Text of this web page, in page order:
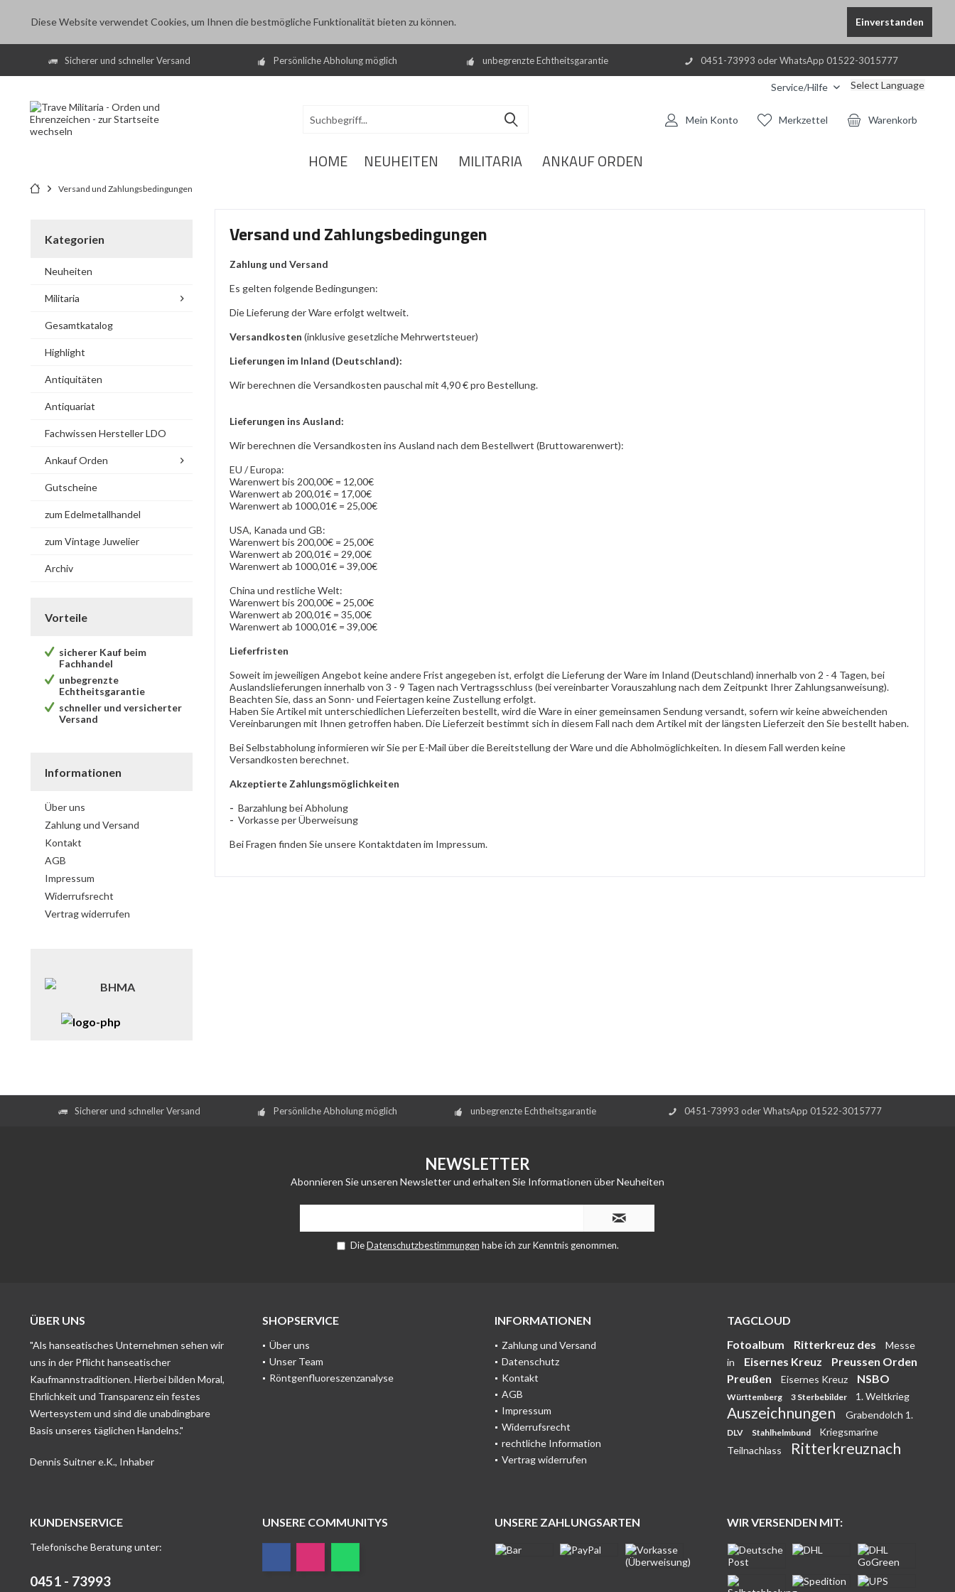
Diese Website verwendet Cookies, um Ihnen die bestmögliche Funktionalität bieten zu können. Einverstanden
Sicherer und schneller Versand Persönliche Abholung möglich unbegrenzte Echtheitsgarantie 0451-73993 oder WhatsApp 01522-3015777
Service/Hilfe Select Language
Warenkorb
Merkzettel
Mein Konto
HOME NEUHEITEN MILITARIA ANKAUF ORDEN
Versand und Zahlungsbedingungen
Kategorien
Neuheiten
Militaria
Gesamtkatalog
Highlight
Antiquitäten
Antiquariat
Fachwissen Hersteller LDO
Ankauf Orden
Gutscheine
zum Edelmetallhandel
zum Vintage Juwelier
Archiv
Vorteile
sicherer Kauf beim
Fachhandel
unbegrenzte
Echtheitsgarantie
schneller und versicherter
Versand
Informationen
Über uns
Zahlung und Versand
Kontakt
AGB
Impressum
Widerrufsrecht
Vertrag widerrufen
Versand und Zahlungsbedingungen
Zahlung und Versand
Es gelten folgende Bedingungen:
Die Lieferung der Ware erfolgt weltweit.
Versandkosten (inklusive gesetzliche Mehrwertsteuer)
Lieferungen im Inland (Deutschland):
Wir berechnen die Versandkosten pauschal mit 4,90 € pro Bestellung.
Lieferungen ins Ausland:
Wir berechnen die Versandkosten ins Ausland nach dem Bestellwert (Bruttowarenwert):
EU / Europa:
Warenwert bis 200,00€ = 12,00€
Warenwert ab 200,01€ = 17,00€
Warenwert ab 1000,01€ = 25,00€
USA, Kanada und GB:
Warenwert bis 200,00€ = 25,00€
Warenwert ab 200,01€ = 29,00€
Warenwert ab 1000,01€ = 39,00€
China und restliche Welt:
Warenwert bis 200,00€ = 25,00€
Warenwert ab 200,01€ = 35,00€
Warenwert ab 1000,01€ = 39,00€
Lieferfristen
Soweit im jeweiligen Angebot keine andere Frist angegeben ist, erfolgt die Lieferung der Ware im Inland (Deutschland) innerhalb von 2 - 4 Tagen, bei
Auslandslieferungen innerhalb von 3 - 9 Tagen nach Vertragsschluss (bei vereinbarter Vorauszahlung nach dem Zeitpunkt Ihrer Zahlungsanweisung).
Beachten Sie, dass an Sonn- und Feiertagen keine Zustellung erfolgt.
Haben Sie Artikel mit unterschiedlichen Lieferzeiten bestellt, wird die Ware in einer gemeinsamen Sendung versandt, sofern wir keine abweichenden
Vereinbarungen mit Ihnen getroffen haben.Die Lieferzeit bestimmt sich in diesem Fall nach dem Artikel mit der längsten Lieferzeit den Sie bestellt haben.
Bei Selbstabholung informieren wir Sie per E-Mail über die Bereitstellung der Ware und die Abholmöglichkeiten. In diesem Fall werden keine
Versandkosten berechnet.
Akzeptierte Zahlungsmöglichkeiten
- Barzahlung bei Abholung
- Vorkasse per Überweisung
Bei Fragen finden Sie unsere Kontaktdaten im Impressum.
Sicherer und schneller Versand Persönliche Abholung möglich unbegrenzte Echtheitsgarantie 0451-73993 oder WhatsApp 01522-3015777
NEWSLETTER
Abonnieren Sie unseren Newsletter und erhalten Sie Informationen über Neuheiten
DieDatenschutzbestimmungen habe ich zur Kenntnis genommen.
ÜBER UNS
"Als hanseatisches Unternehmen sehen wir
uns in der Pflicht hanseatischer
Kaufmannstraditionen. Hierbei bilden Moral,
Ehrlichkeit und Transparenz ein festes
Wertesystem und sind die unabdingbare
Basis unseres täglichen Handelns."
Dennis Suitner e.K., Inhaber
SHOPSERVICE
Über uns
Unser Team
Röntgenfluoreszenzanalyse
INFORMATIONEN
Zahlung und Versand
Datenschutz
Kontakt
AGB
Impressum
Widerrufsrecht
rechtliche Information
Vertrag widerrufen
TAGCLOUD
Fotoalbum
Ritterkreuz des
Messe
in
Eisernes Kreuz
Preussen Orden
Preußen
Eisernes Kreuz NSBO
Württemberg 3 Sterbebilder 1. Weltkrieg
Auszeichnungen Grabendolch 1.
DLV Stahlhelmbund
Kriegsmarine
Teilnachlass
Ritterkreuznach
KUNDENSERVICE
Telefonische Beratung unter:
0451 - 73993
UNSERE COMMUNITYS UNSERE ZAHLUNGSARTEN WIR VERSENDEN MIT: